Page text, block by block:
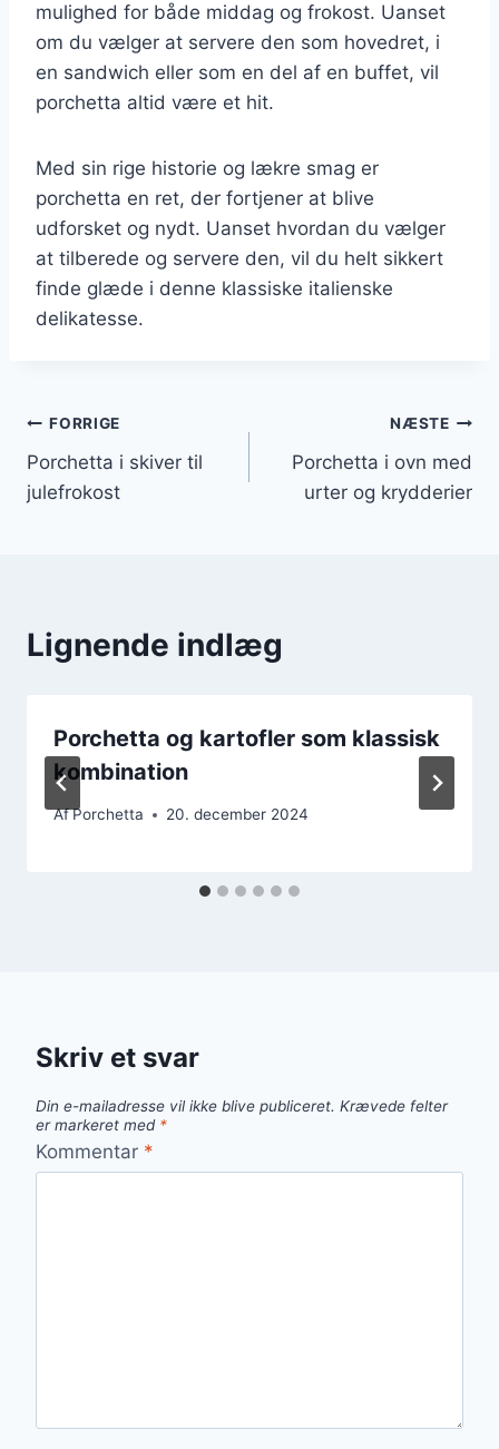
mulighed for både middag og frokost. Uanset
om du vælger at servere den som hovedret, i
en sandwich eller som en del af en buffet, vil
porchetta altid være et hit.
Med sin rige historie og lækre smag er
porchetta en ret, der fortjener at blive
udforsket og nydt. Uanset hvordan du vælger
at tilberede og servere den, vil du helt sikkert
finde glæde i denne klassiske italienske
delikatesse.
Indlægsnavigation
FORRIGE
Porchetta i skiver til
julefrokost
NÆSTE
Porchetta i ovn med
urter og krydderier
Lignende indlæg
Porchetta og kartofler som klassisk
kombination
AfPorchetta 20. december 2024
Skriv et svar
Din e-mailadresse vil ikke blive publiceret. Krævede felter
er markeret med *
Kommentar *